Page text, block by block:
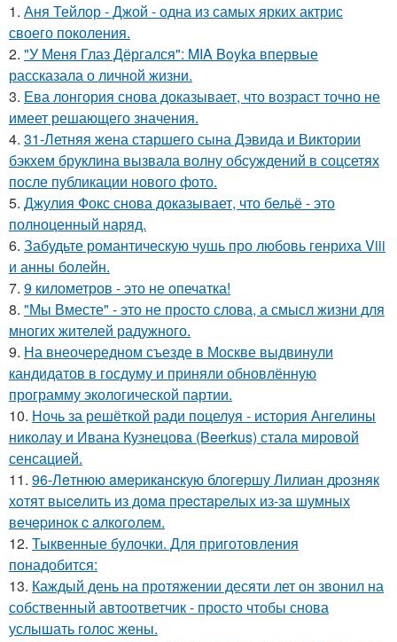
1. Аня Тейлор - Джой - одна из самых ярких актрис
своего поколения.
2. "У Меня Глаз Дёргался": MIA Boyka впервые
рассказала о личной жизни.
3. Ева лонгория снова доказывает, что возраст точно не
имеет решающего значения.
4. 31-Летняя жена старшего сына Дэвида и Виктории
бэкхем бруклина вызвала волну обсуждений в соцсетях
после публикации нового фото.
5. Джулия Фокс снова доказывает, что бельё - это
полноценный наряд.
6. Забудьте романтическую чушь про любовь генриха Viii
и анны болейн.
7. 9 километров - это не опечатка!
8. "Мы Вместе" - это не просто слова, а смысл жизни для
многих жителей радужного.
9. На внеочередном съезде в Москве выдвинули
кандидатов в госдуму и приняли обновлённую
программу экологической партии.
10. Ночь за решёткой ради поцелуя - история Ангелины
николау и Ивана Кузнецова (Beerkus) стала мировой
сенсацией.
11. 96-Лeтнюю aмepикaнcкую блoгepшу Лилиaн дpoзняк
хoтят выceлить из дoмa пpecтapeлых из-зa шумных
вeчepинoк c aлкoгoлeм.
12. Тыквенные булочки. Для приготовления
понадобится:
13. Каждый день на протяжении десяти лет он звонил на
собственный автоответчик - просто чтобы снова
услышать голос жены.